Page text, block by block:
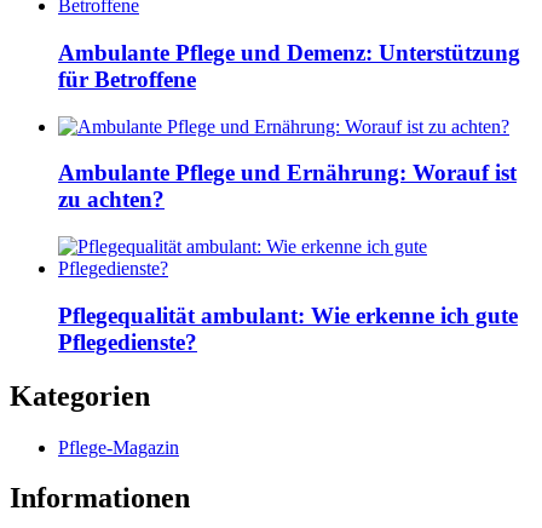
Ambulante Pflege und Demenz: Unterstützung
für Betroffene
Ambulante Pflege und Ernährung: Worauf ist
zu achten?
Pflegequalität ambulant: Wie erkenne ich gute
Pflegedienste?
Kategorien
Pflege-Magazin
Informationen